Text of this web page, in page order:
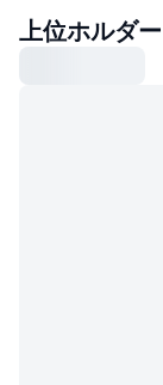
上位ホルダー